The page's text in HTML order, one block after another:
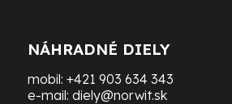
NÁHRADNÉ DIELY
mobil: +421 903 634 343
e-mail: diely@norwit.sk